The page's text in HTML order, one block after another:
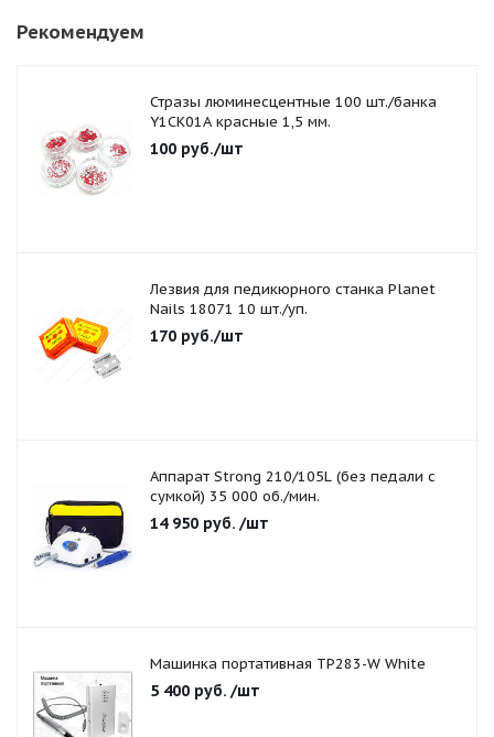
Рекомендуем
Стразы люминесцентные 100 шт./банка
Y1CK01A красные 1,5 мм.
100 руб./шт
Лезвия для педикюрного станка Planet
Nails 18071 10 шт./уп.
170 руб./шт
Аппарат Strong 210/105L (без педали с
сумкой) 35 000 об./мин.
14 950 руб. /шт
Машинка портативная TP283-W White
5 400 руб. /шт